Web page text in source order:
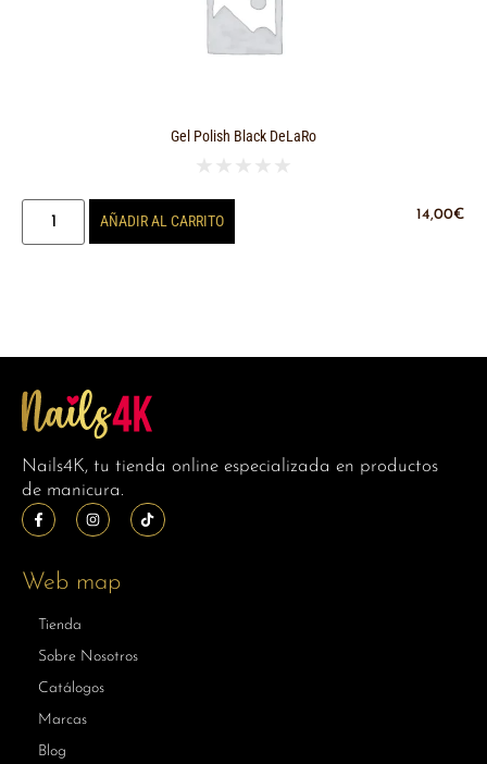
Gel Polish Black DeLaRo
★ ★ ★ ★ ★
14,00€
AÑADIR AL CARRITO
Nails4K, tu tienda online especializada en productos
de manicura.
Web map
Tienda
Sobre Nosotros
Catálogos
Marcas
Blog